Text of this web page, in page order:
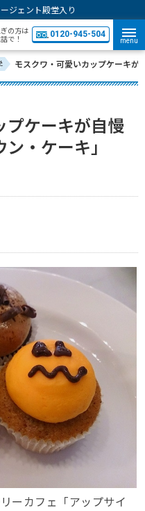
ジェント殿堂入り
の方は
で！
0120-945-504
menu
モスクワ・可愛いカップケーキが
プケーキが自慢
・ケーキ」
ーカフェ「アップサイ